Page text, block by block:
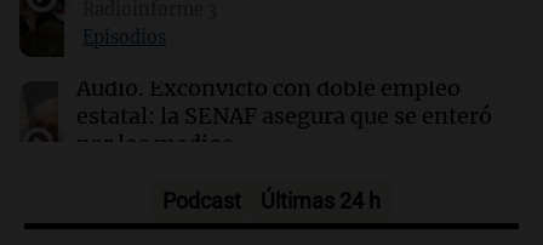
14:03 Tecnología
Cloudflare presenta Kitesurf, un navegador
diseñado para agentes de IA
Episodios
Audio. Exconvicto con doble empleo
estatal: la SENAF asegura que se enteró
por los medios
Podcast Últimas 24 h